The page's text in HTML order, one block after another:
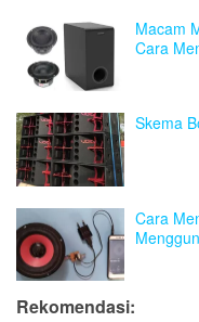
Macam
Cara
Skema
Cara
Rekomendasi: